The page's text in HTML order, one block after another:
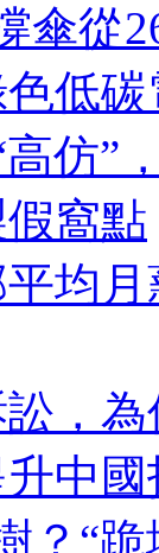
傘從
低
高仿
窩點
均
，
中
？“